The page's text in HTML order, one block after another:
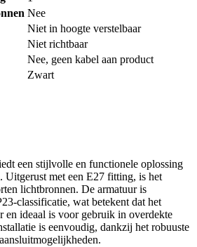
Nee
Niet in hoogte verstelbaar
Niet richtbaar
Nee, geen kabel aan product
Zwart
een stijlvolle en functionele oplossing
met een E27 fitting, is het
lichtbronnen. De armatuur is
classificatie, wat betekent dat het
en ideaal is voor gebruik in overdekte
is eenvoudig, dankzij het robuuste